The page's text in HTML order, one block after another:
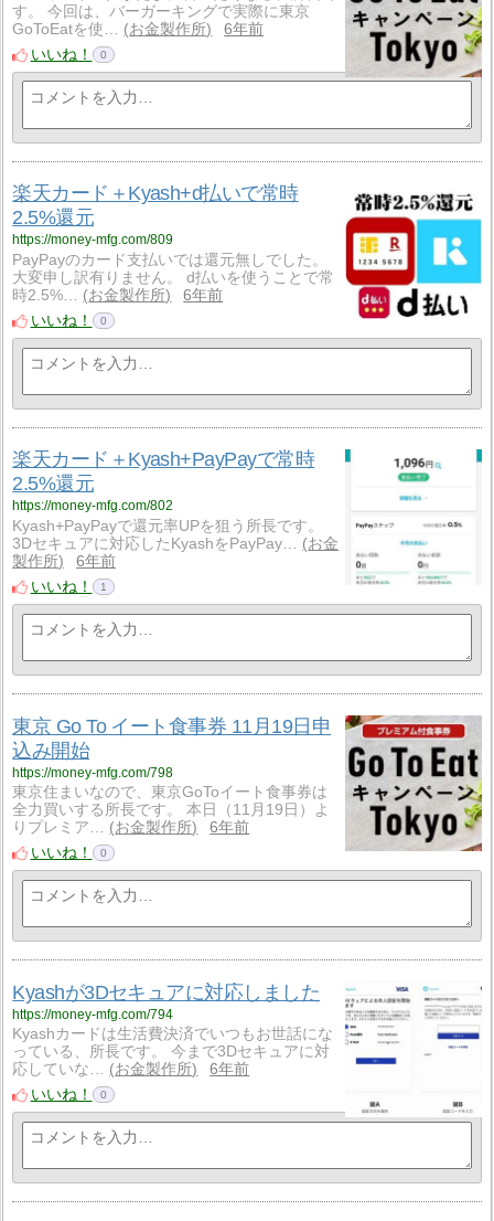
す。 今回は、バーガーキングで実際に東京
GoToEatを使…
お金製作所
6年前
いいね！
0
楽天カード＋Kyash+d払いで常時
2.5%還元
https://money-mfg.com/809
PayPayのカード支払いでは還元無しでした。
大変申し訳有りません。 d払いを使うことで常
時2.5%…
お金製作所
6年前
いいね！
0
楽天カード＋Kyash+PayPayで常時
2.5%還元
https://money-mfg.com/802
Kyash+PayPayで還元率UPを狙う所長です。
3Dセキュアに対応したKyashをPayPay…
お金
製作所
6年前
いいね！
1
東京 Go To イート食事券 11月19日申
込み開始
https://money-mfg.com/798
東京住まいなので、東京GoToイート食事券は
全力買いする所長です。 本日（11月19日）よ
りプレミア…
お金製作所
6年前
いいね！
0
Kyashが3Dセキュアに対応しました
https://money-mfg.com/794
Kyashカードは生活費決済でいつもお世話にな
っている、所長です。 今まで3Dセキュアに対
応していな…
お金製作所
6年前
いいね！
0